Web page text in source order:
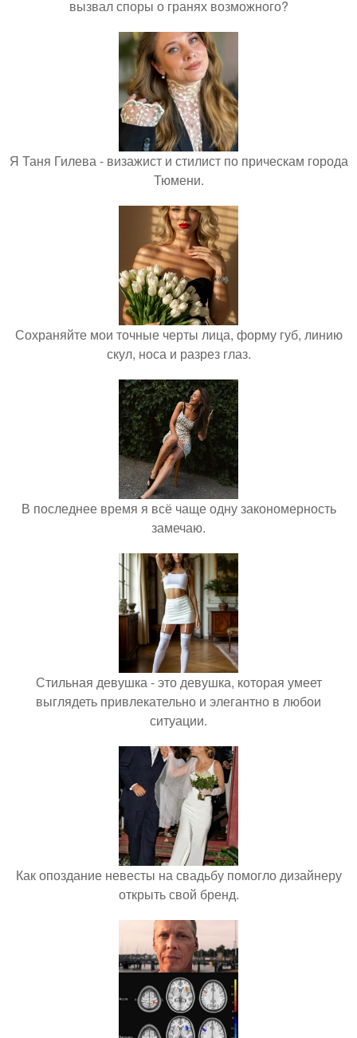
вызвал споры о гранях возможного?
Я Таня Гилева - визажист и стилист по прическам города
Тюмени.
Сохраняйте мои точные черты лица, форму губ, линию
скул, носа и разрез глаз.
В последнее время я всё чаще одну закономерность
замечаю.
Стильная девушка - это девушка, которая умеет
выглядеть привлекательно и элегантно в любои
ситуации.
Как опоздание невесты на свадьбу помогло дизайнеру
открыть свой бренд.